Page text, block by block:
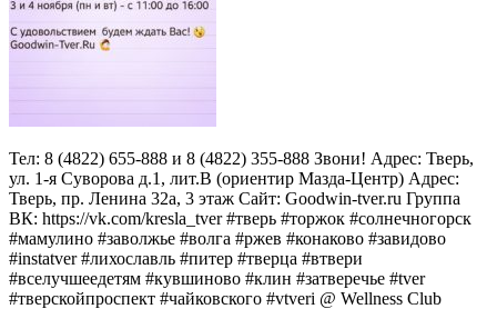
Тел: 8 (4822) 655-888 и 8 (4822) 355-888 Звони! Адрес: Тверь,
ул. 1-я Суворова д.1, лит.В (ориентир Мазда-Центр) Адрес:
Тверь, пр. Ленина 32а, 3 этаж Сайт: Goodwin-tver.ru Группа
ВК: https://vk.com/kresla_tver #тверь #торжок #солнечногорск
#мамулино #заволжье #волга #ржев #конаково #завидово
#instatver #лихославль #питер #тверца #втвери
#вселучшеедетям #кувшиново #клин #затверечье #tver
#тверскойпроспект #чайковского #vtveri @ Wellness Club